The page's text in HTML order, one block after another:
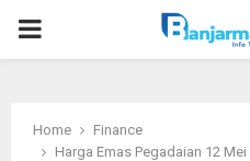
P
Home
Finance
Harga Emas Pegadaian 12